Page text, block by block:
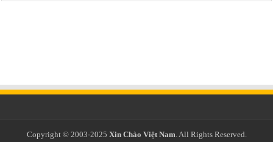
Copyright © 2003-2025 Xin Chào Việt Nam . All Rights Reserved.